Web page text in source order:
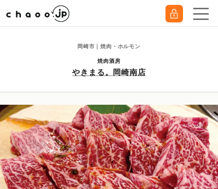
岡崎市｜焼肉・ホルモン
焼肉酒房
やきまる。岡崎南店